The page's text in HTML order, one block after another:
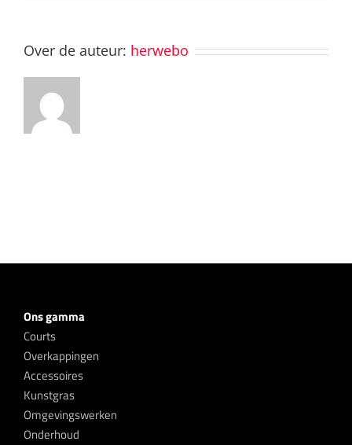
Over de auteur: herwebo
Ons gamma
Courts
Overkappingen
Accessoires
Kunstgras
Omgevingswerken
Onderhoud